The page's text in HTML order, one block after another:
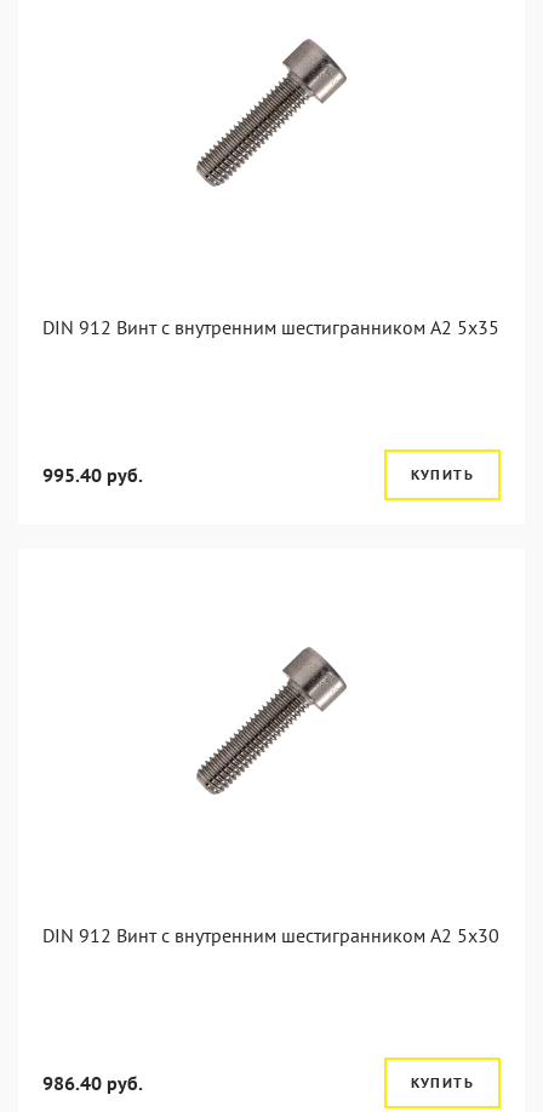
DIN 912 Винт с внутренним шестигранником А2 5х35
995.40 руб. КУПИТЬ
DIN 912 Винт с внутренним шестигранником А2 5х30
986.40 руб. КУПИТЬ